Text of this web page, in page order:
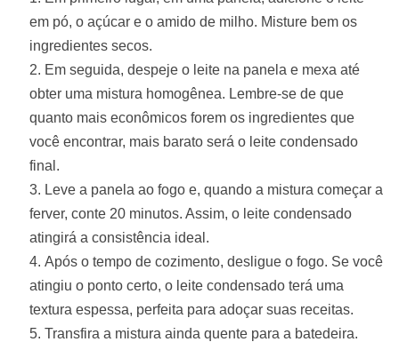
em pó, o açúcar e o amido de milho. Misture bem os
ingredientes secos.
Em seguida, despeje o leite na panela e mexa até
obter uma mistura homogênea. Lembre-se de que
quanto mais econômicos forem os ingredientes que
você encontrar, mais barato será o leite condensado
final.
Leve a panela ao fogo e, quando a mistura começar a
ferver, conte 20 minutos. Assim, o leite condensado
atingirá a consistência ideal.
Após o tempo de cozimento, desligue o fogo. Se você
atingiu o ponto certo, o leite condensado terá uma
textura espessa, perfeita para adoçar suas receitas.
Transfira a mistura ainda quente para a batedeira.